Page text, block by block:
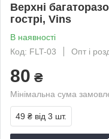
Верхні
гострі, Vins
В наявності
Код: FLT-03
Опт і
80 ₴
Мінімальна сума
49 ₴ від 3 шт.